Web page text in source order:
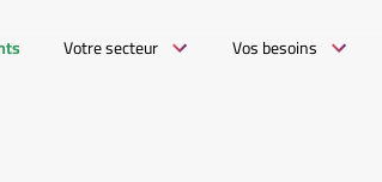
Votre secteur Vos besoins